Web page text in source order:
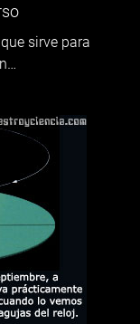
sirve para